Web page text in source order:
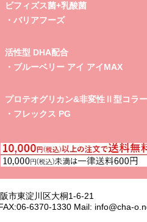
ビフィズス菌+乳酸菌
・バリアフーズ
活性型 DHA配合
・ブルーベリー アイ アイMAX
プロテオグリカン&非変性Ⅱ型コラ
・フレックス PG
市東淀川区大桐1-6-21
6370-1330 Mail: info@cha-